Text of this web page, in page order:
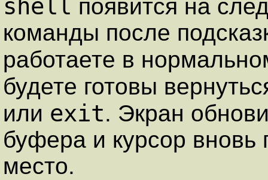
shell появится на
команды после
работаете в
будете готовы
или exit. Экран
буфера и курсор вновь
место.